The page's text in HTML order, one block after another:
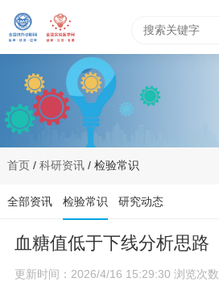
首页/ 科研资讯/ 检验常识
全部资讯 检验常识 研究动态
血糖值低于下线分析思路
更新时间：2026/4/16 15:29:30 浏览次